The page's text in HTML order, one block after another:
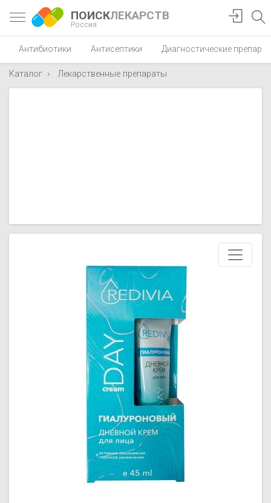
ПОИСКЛЕКАРСТВ
Россия
Антибиотики Антисептики Диагностические
Каталог Лекарственные препараты